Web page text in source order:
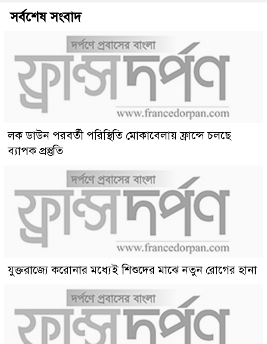
সর্বশেষ সংবাদ
লক ডাউন পরবর্তী পরিস্থিতি মোকাবেলায় ফ্রান্সে চলছে
ব্যাপক প্রস্তুতি
যুক্তরাজ্যে করোনার মধ্যেই শিশুদের মাঝে নতুন রোগের হানা